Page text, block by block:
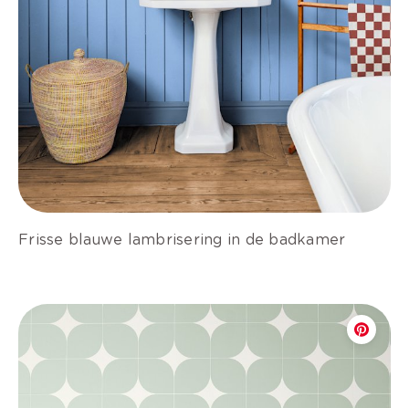
Frisse blauwe lambrisering in de badkamer